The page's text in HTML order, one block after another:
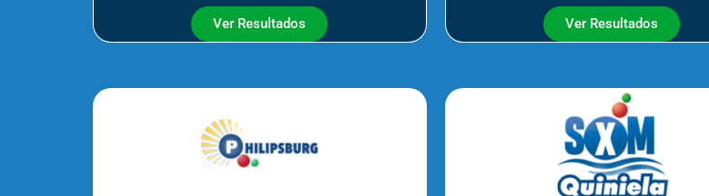
Ver Resultados Ver Resultados